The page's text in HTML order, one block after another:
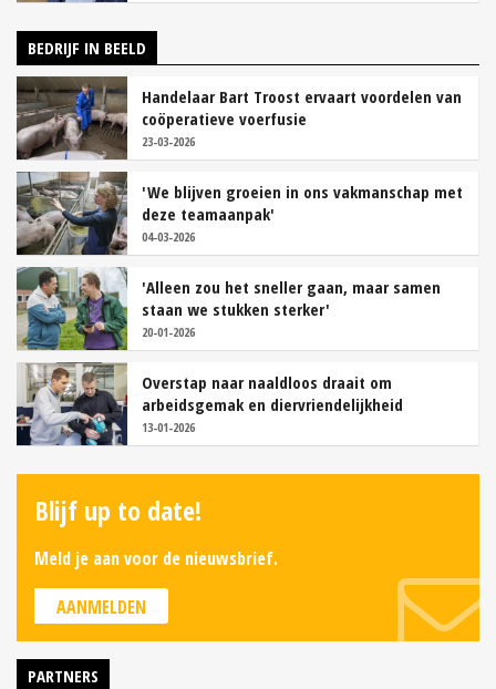
BEDRIJF IN BEELD
Handelaar Bart Troost ervaart voordelen van
coöperatieve voerfusie
23-03-2026
'We blijven groeien in ons vakmanschap met
deze teamaanpak'
04-03-2026
'Alleen zou het sneller gaan, maar samen
staan we stukken sterker'
20-01-2026
Overstap naar naaldloos draait om
arbeidsgemak en diervriendelijkheid
13-01-2026
Blijf up to date!
Meld je aan voor de nieuwsbrief.
AANMELDEN
PARTNERS